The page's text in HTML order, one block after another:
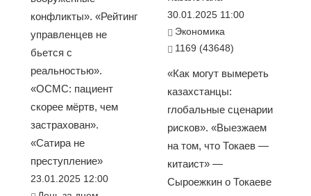
конфликты». «Рейтинг
управленцев не
бьется с
реальностью».
«ОСМС: пациент
скорее мёртв, чем
застрахован».
«Сатира не
преступление»
23.01.2025 12:00
30.01.2025 11:00
Экономика
1169 (43648)
«Как могут вымереть
казахстанцы:
глобальные сценарии
рисков». «Выезжаем
на том, что Токаев —
китаист» —
Сыроежкин о Токаеве